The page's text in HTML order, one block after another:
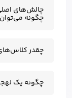
چالش‌های
چگونه می‌توان
چقدر
چگونه یک